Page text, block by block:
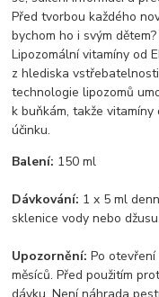
Před tvorbou každého
bychom ho i svým
Lipozomální vitamíny od
z hlediska
technologie lipozomů
k buňkám, takže
účinku.
Balení: 150 ml
Dávkování: 1 x 5 ml
sklenice vody nebo džusu.
Upozornění:Po
měsíců. Před použitím